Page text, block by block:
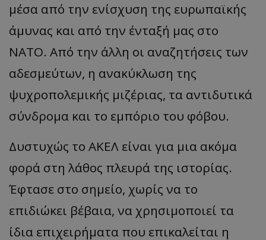
μέσα από την ενίσχυση της ευρωπαϊκής
άμυνας και από την ένταξή μας στο
ΝΑΤΟ. Από την άλλη οι αναζητήσεις των
αδεσμεύτων, η ανακύκλωση της
ψυχροπολεμικής μιζέριας, τα αντιδυτικά
σύνδρομα και το εμπόριο του φόβου.
Δυστυχώς το ΑΚΕΛ είναι για μια ακόμα
φορά στη λάθος πλευρά της ιστορίας.
Έφτασε στο σημείο, χωρίς να το
επιδιώκει βέβαια, να χρησιμοποιεί τα
ίδια επιχειρήματα που επικαλείται η